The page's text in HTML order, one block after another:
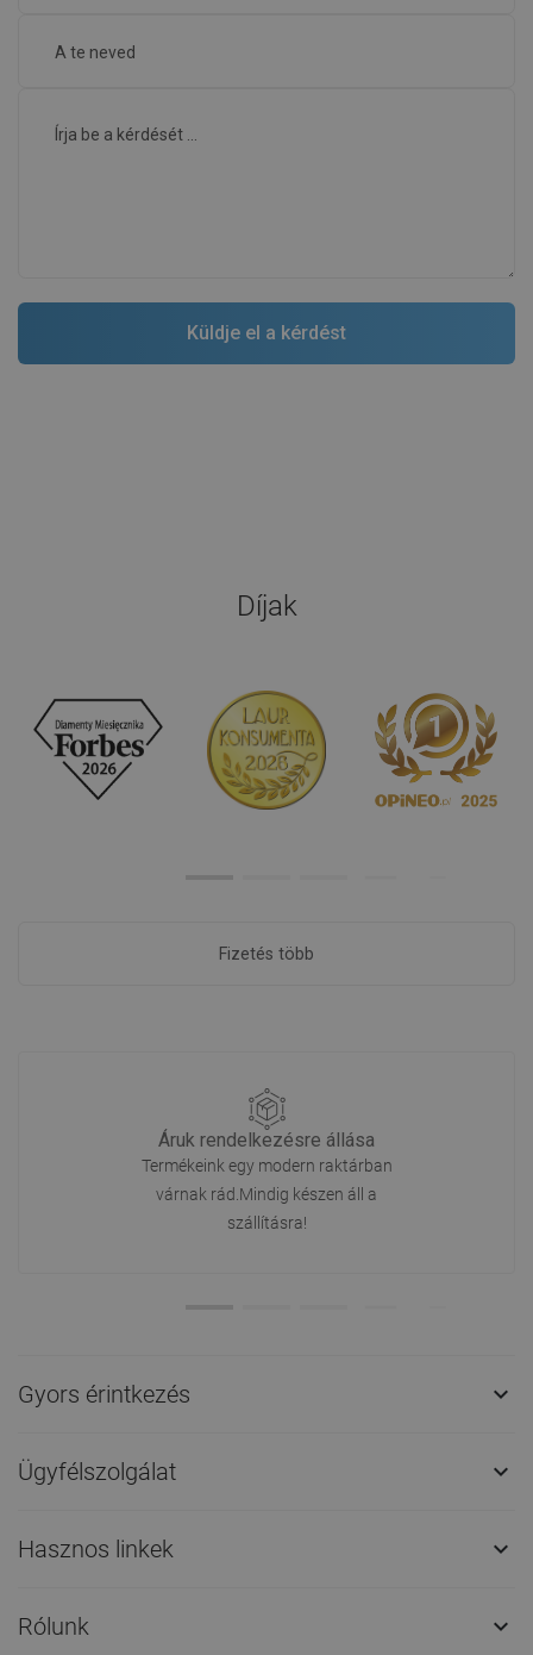
Díjak
Fizetés több
Áruk rendelkezésre állása
Termékeink egy modern raktárban
várnak rád.Mindig készen áll a
szállításra!
Gyors érintkezés 
Ügyfélszolgálat 
Hasznos linkek 
Rólunk 